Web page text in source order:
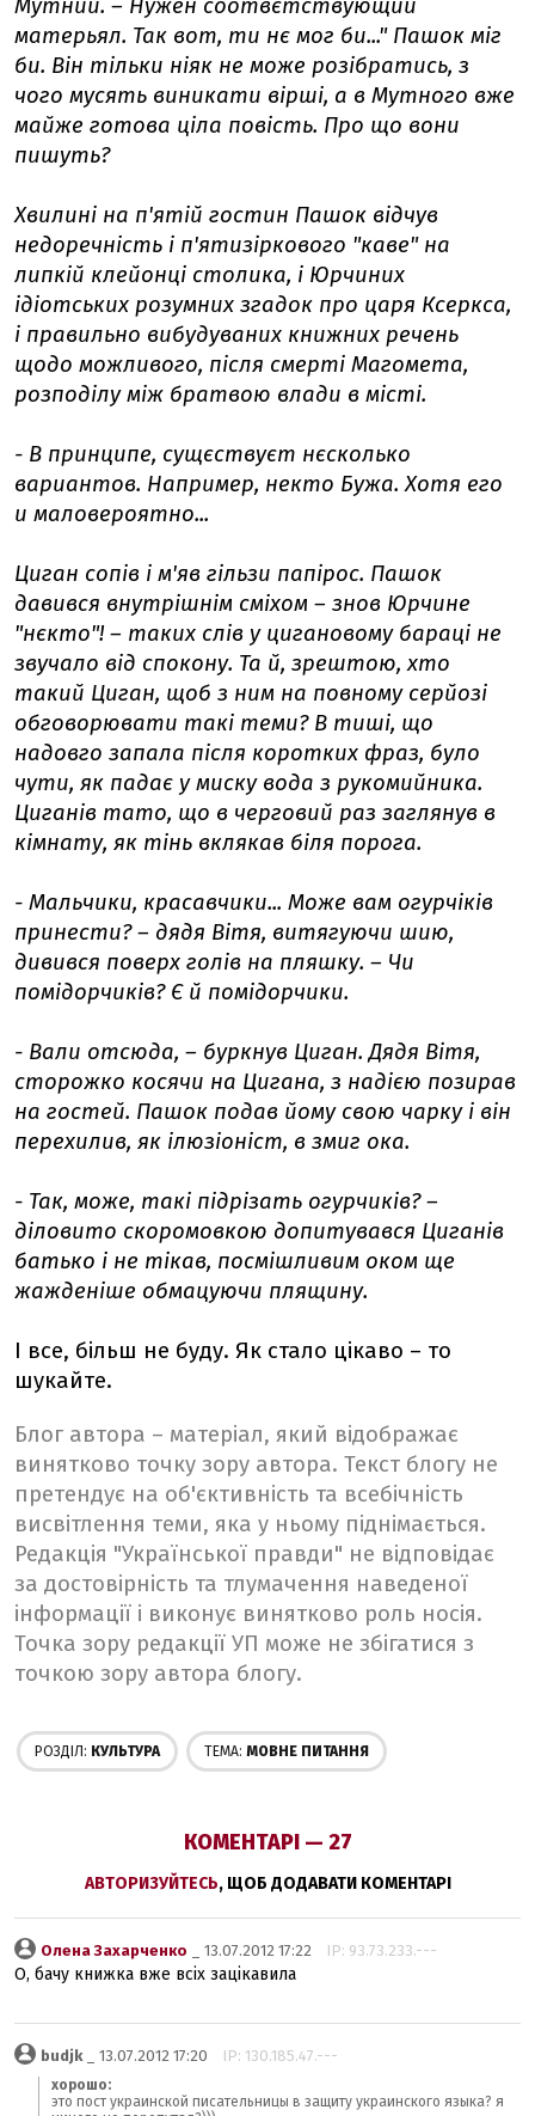
Мутний. – Нужен соотвєтствующий
матерьял. Так вот, ти нє мог би..." Пашок міг
би. Він тільки ніяк не може розібратись, з
чого мусять виникати вірші, а в Мутного вже
майже готова ціла повість. Про що вони
пишуть?
Хвилині на п'ятій гостин Пашок відчув
недоречність і п'ятизіркового "каве" на
липкій клейонці столика, і Юрчиних
ідіотських розумних згадок про царя Ксеркса,
і правильно вибудуваних книжних речень
щодо можливого, після смерті Магомета,
розподілу між братвою влади в місті.
- В принципе, сущєствуєт нєсколько
вариантов. Например, некто Бужа. Хотя его
и маловероятно...
Циган сопів і м'яв гільзи папірос. Пашок
давився внутрішнім сміхом – знов Юрчине
"нєкто"! – таких слів у цигановому бараці не
звучало від спокону. Та й, зрештою, хто
такий Циган, щоб з ним на повному серйозі
обговорювати такі теми? В тиші, що
надовго запала після коротких фраз, було
чути, як падає у миску вода з рукомийника.
Циганів тато, що в черговий раз заглянув в
кімнату, як тінь вклякав біля порога.
- Мальчики, красавчики... Може вам огурчіків
принести? – дядя Вітя, витягуючи шию,
дивився поверх голів на пляшку. – Чи
помідорчиків? Є й помідорчики.
- Вали отсюда, – буркнув Циган. Дядя Вітя,
сторожко косячи на Цигана, з надією позирав
на гостей. Пашок подав йому свою чарку і він
перехилив, як ілюзіоніст, в змиг ока.
- Так, може, такі підрізать огурчиків? –
діловито скоромовкою допитувався Циганів
батько і не тікав, посмішливим оком ще
жажденіше обмацуючи плящину.
І все, більш не буду. Як стало цікаво – то
шукайте.
Блог автора – матеріал, який відображає
винятково точку зору автора. Текст блогу не
претендує на об'єктивність та всебічність
висвітлення теми, яка у ньому піднімається.
Редакція "Української правди" не відповідає
за достовірність та тлумачення наведеної
інформації і виконує винятково роль носія.
Точка зору редакції УП може не збігатися з
точкою зору автора блогу.
РОЗДІЛ: КУЛЬТУРА ТЕМА: МОВНЕ ПИТАННЯ
КОМЕНТАРІ — 27
АВТОРИЗУЙТЕСЬ, ЩОБ ДОДАВАТИ КОМЕНТАРІ
Олена Захарченко _ 13.07.2012 17:22 IP: 93.73.233.---
О, бачу книжка вже всіх зацікавила
budjk_ 13.07.2012 17:20 IP: 130.185.47.---
хорошо:
это пост украинской писательницы в защиту украинского языка? я